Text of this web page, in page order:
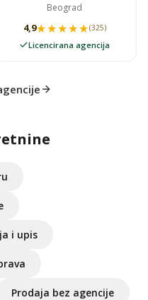
Beograd
4,9★★★★★
★★★★★(325)
Licencirana agencija
i upis
Prodaja bez agencije